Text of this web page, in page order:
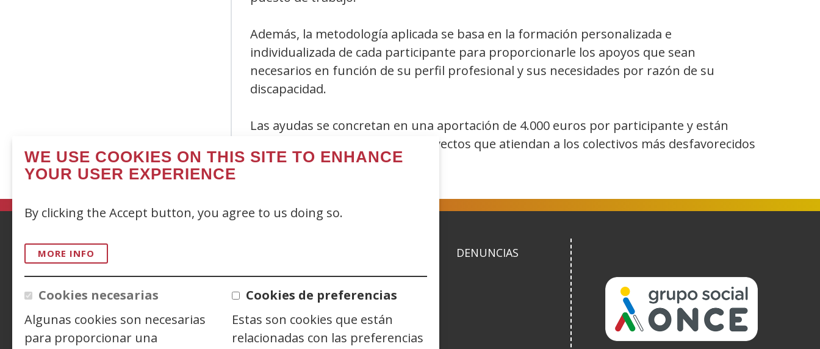
WE USE COOKIES ON THIS SITE TO ENHANCE
YOUR USER EXPERIENCE
By clicking the Accept button, you agree to us doing so.
MORE INFO
Cookies necesarias
Algunas cookies son necesarias
para proporcionar una
Cookies de preferencias
Estas son cookies que están
relacionadas con las preferencias
Además, la metodología aplicada se basa en la formación personalizada e
individualizada de cada participante para proporcionarle los apoyos que sean
necesarios en función de su perfil profesional y sus necesidades por razón de su
discapacidad.
Las ayudas se concretan en una aportación de 4.000 euros por participante y están
concebidas para desarrollar proyectos que atiendan a los colectivos más desfavorecidos
en términos de empleabilidad.
ACCESIBILIDAD DENUNCIAS
Siguenos en: Twitter
(OpenLinkedIn
(OpenYouTube
(OpenInstagram
(OpenBlog
(OpenTelegram
(OpenTikTok
(Open